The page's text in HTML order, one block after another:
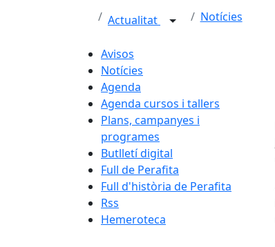
Actualitat Notícies
Avisos
Notícies
Agenda
Agenda cursos i tallers
Plans, campanyes i
programes
Butlletí digital
Full de Perafita
Full d'història de Perafita
Rss
Hemeroteca